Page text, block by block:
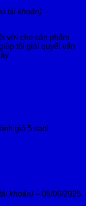
tài khoản) –
vời cho sản phẩm
tôi giải quyết vấn
giá 5 sao!
khoản) – 05/06/2025